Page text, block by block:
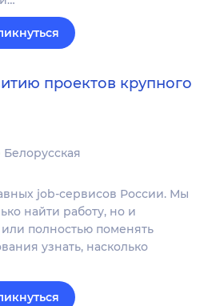
проектов крупного
Белорусская
job-сервисов России. Мы
найти работу, но и
полностью поменять
узнать, насколько